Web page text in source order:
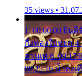
35 views •
1. 00:00:00 ยิน
กิ่งทองใบหยก 4.
ลานเท 6.
00:25:16 น้ำลง